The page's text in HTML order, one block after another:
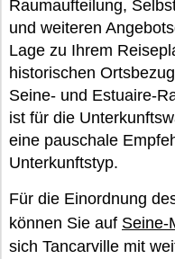
Raumaufteilung,
und weiteren
Lage zu Ihrem
historischen
Seine- und Estuaire-
ist für die
eine pauschale
Unterkunftstyp.
Für die Einordnung
können Sie auf Seine-
sich Tancarville mit